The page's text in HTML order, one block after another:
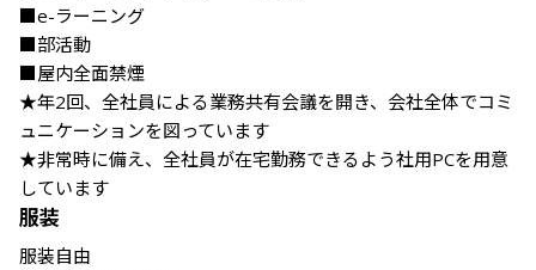
■e-ラーニング
■部活動
■屋内全面禁煙
★年2回、全社員による業務共有会議を開き、会社全体でコミ
ュニケーションを図っています
★非常時に備え、全社員が在宅勤務できるよう社用PCを用意
しています
服装
服装自由